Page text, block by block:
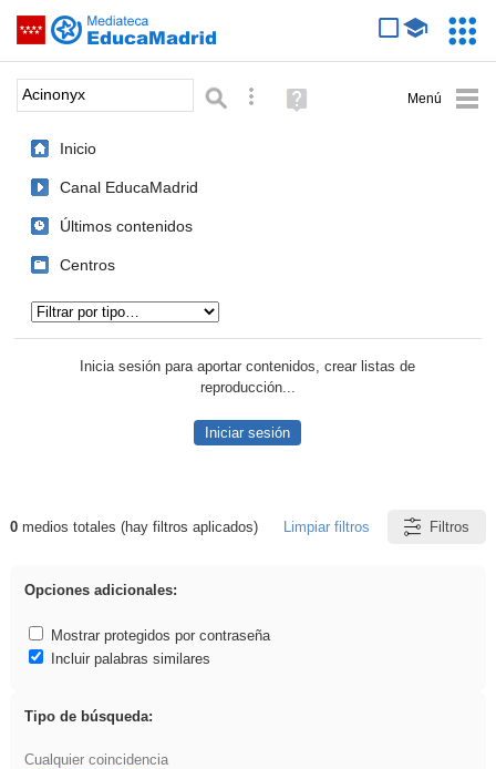
Saltar navegación
Palabra o frase: Búsqueda avanzada
Ayuda
(en
Inicio
Canal EducaMadrid
Últimos contenidos
Centros
Inicia sesión para aportar contenidos, crear listas de
reproducción...
Iniciar sesión
Resultados de: Acinonyx
0medios totales (hay filtros aplicados) Limpiar filtros Filtros
Opciones adicionales:
Mostrar protegidos por contraseña
Incluir palabras similares
Tipo de búsqueda:
Cualquier coincidencia